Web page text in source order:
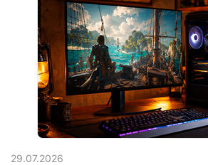
29.07.2026